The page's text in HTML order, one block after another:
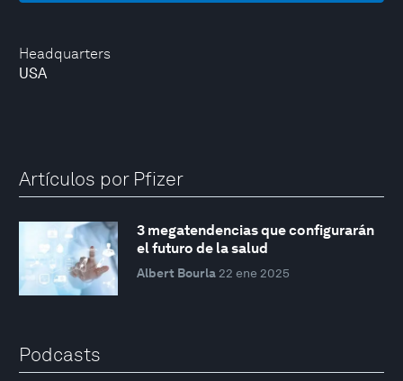
Headquarters
USA
Artículos por Pfizer
3 megatendencias que configurarán
el futuro de la salud
Albert Bourla 22 ene 2025
Podcasts